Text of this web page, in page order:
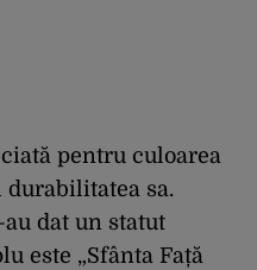
pentru culoarea
durabilitatea sa.
dat un statut
este „Sfânta Față